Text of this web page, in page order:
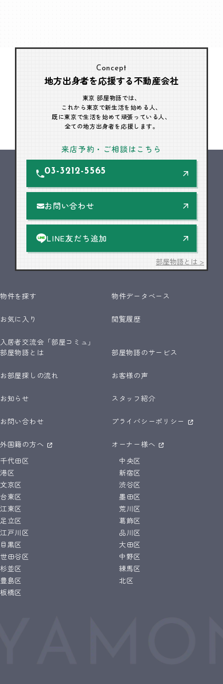
Concept
地方出身者を応援する不動産会社
東京 部屋物語では、
これから東京で新生活を始める人、
既に東京で生活を始めて頑張っている人、
全ての地方出身者を応援します。
来店予約・ご相談はこちら
03-3212-5565
お問い合わせ
LINE友だち追加
部屋物語とは >
物件を探す 物件データベース
お気に入り 閲覧履歴
入居者交流会「部屋コミュ」
部屋物語とは
部屋物語のサービス
お部屋探しの流れ お客様の声
お知らせ スタッフ紹介
お問い合わせ プライバシーポリシー
外国籍の方へ
オーナー様へ
千代田区
中央区
港区
新宿区
文京区
渋谷区
台東区
墨田区
江東区
荒川区
足立区
葛飾区
江戸川区
品川区
目黒区
大田区
世田谷区
中野区
杉並区
練馬区
豊島区
北区
板橋区